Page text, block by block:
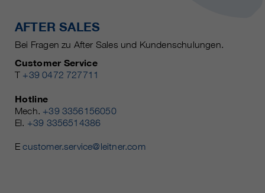
AFTER SALES
Bei Fragen zu After Sales und Kundenschulungen.
Customer Service
T +39 0472 727711
Hotline
Mech. +39 3356156050
El. +39 3356514386
Ecustomer.service@leitner.com